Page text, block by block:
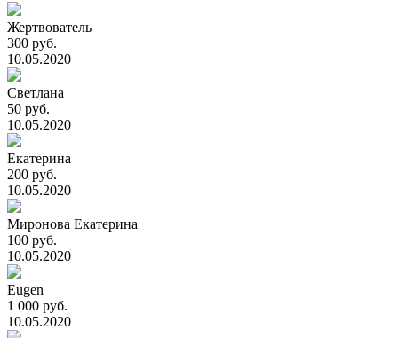
Жертвователь
300 руб.
10.05.2020
Светлана
50 руб.
10.05.2020
Екатерина
200 руб.
10.05.2020
Миронова Екатерина
100 руб.
10.05.2020
Eugen
1 000 руб.
10.05.2020